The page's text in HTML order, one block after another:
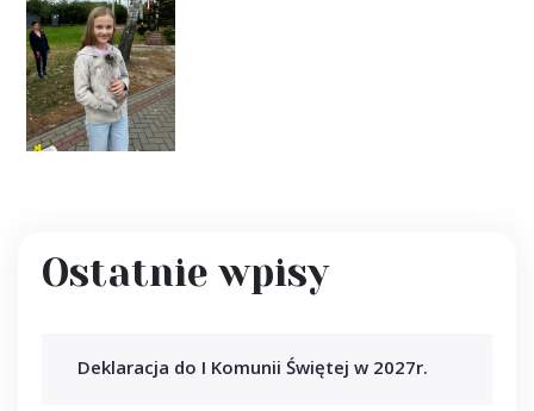
Ostatnie wpisy
Deklaracja do I Komunii Świętej w 2027r.